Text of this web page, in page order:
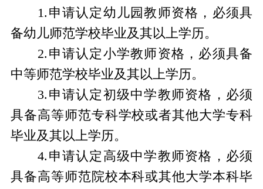
1.申请认定幼儿园教师资格，必须具
备幼儿师范学校毕业及其以上学历。
2.申请认定小学教师资格，必须具备
中等师范学校毕业及其以上学历。
3.申请认定初级中学教师资格，必须
具备高等师范专科学校或者其他大学专科
毕业及其以上学历。
4.申请认定高级中学教师资格，必须
具备高等师范院校本科或其他大学本科毕